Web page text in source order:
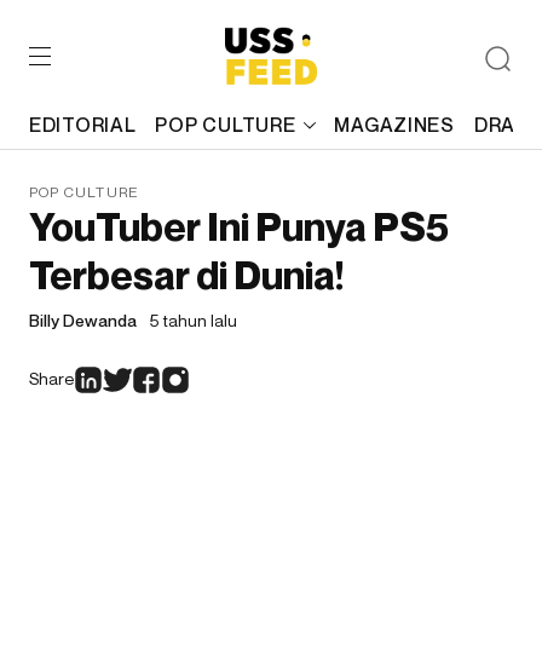
EDITORIAL POP CULTURE MAGAZINES
POP CULTURE
YouTuber Ini Punya PS5
Terbesar di Dunia!
Billy Dewanda 5 tahun lalu
Share